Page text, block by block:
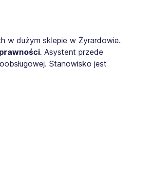
w dużym sklepie w Żyrardowie.
. Asystent przede
Stanowisko jest